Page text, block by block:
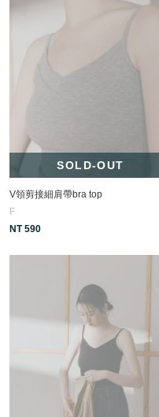
SOLD-OUT
V領剪接細肩帶bra top
F
NT 590